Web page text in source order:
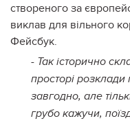
створеного за
виклав для вільного
Фейсбук.
- Так історично
просторі розклади
завгодно, але
грубо кажучи,